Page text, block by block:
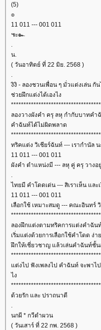
(5)
๏
11 011 --- 001 011
๚ะ๛
น.
( วันอาทิตย์ ที่ 22 มิย. 2568 )
งิงิ - ลองชวนเพื่อน ๆ มั่วแต่งเล่น กั
ช่วยฝึกแต่งได้เองไง
ลองวางผังคำ ครุ ลหุ กำกับบาทค
คำฉันท์ได้ไม่ผิดพลาด
ทริคแต่ง วิเชียร์ฉันท์ --- เรากำนัล
11 011 --- 001 011
ผังคำ ตำแหน่งมี --- ลหุ คู่ ครุ วางอยู่
ไทยมี คำโดดเด่น --- สิเราเห็น และ
11 011 --- 001 011
เลือกใช้ เหมาะสมดู --- คณะอินทร์
ลองฝึกแต่งตามทริคการแต่งคำฉั
เริ่มแต่งด้วยการเลือกใช้คำโดด ง่
ฝึกให้เชี่ยวชาญ แล้วเล่นคำฉันท์ชั้น
ต่งไป ฟังเพลงไป คำฉันท์ จะพาไ
ไง
ด้วยรัก และ ปราถนาดี
นกผี * กวีตำผวน
( วันเสาร์ ที่ 22 กพ. 2568 )